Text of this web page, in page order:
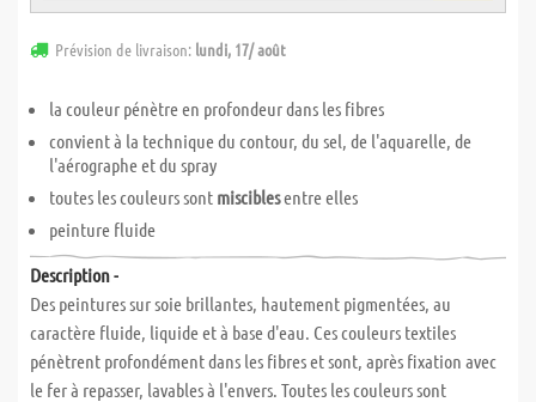
Prévision de livraison: lundi, 17/ août
la couleur pénètre en profondeur dans les fibres
convient à la technique du contour, du sel, de l'aquarelle, de
l'aérographe et du spray
toutes les couleurs sont misciblesentre elles
peinture fluide
Description -
Des peintures sur soie brillantes, hautement pigmentées, au
caractère fluide, liquide et à base d'eau. Ces couleurs textiles
pénètrent profondément dans les fibres et sont, après fixation avec
le fer à repasser, lavables à l'envers. Toutes les couleurs sont